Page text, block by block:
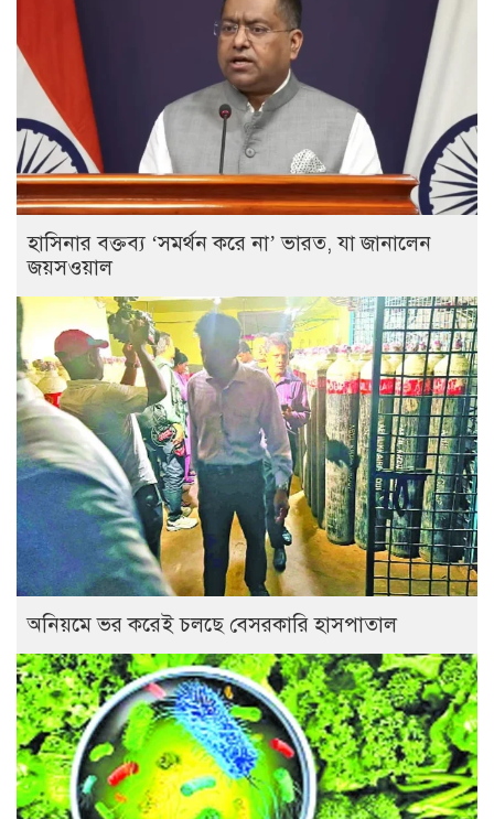
হাসিনার বক্তব্য ‘সমর্থন করে না’ ভারত, যা জানালেন
জয়সওয়াল
অনিয়মে ভর করেই চলছে বেসরকারি হাসপাতাল